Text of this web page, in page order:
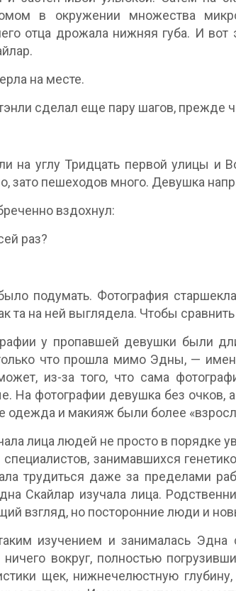
в окружении множества
отца дрожала нижняя губа. И
на месте.
сделал еще пару шагов, прежде
на углу Тридцать первой улицы и
зато пешеходов много. Девушка
вздохнул:
раз?
подумать. Фотография
та на ней выглядела. Чтобы
у пропавшей девушки были
что прошла мимо Эдны, —
из-за того, что сама
На фотографии девушка без
одежда и макияж были более
лица людей не просто в порядке
специалистов, занимавшихся
трудиться даже за пределами
Скайлар изучала лица.
взгляд, но посторонние люди и
изучением и занималась Эдна
ничего вокруг, полностью
щек, нижнечелюстную